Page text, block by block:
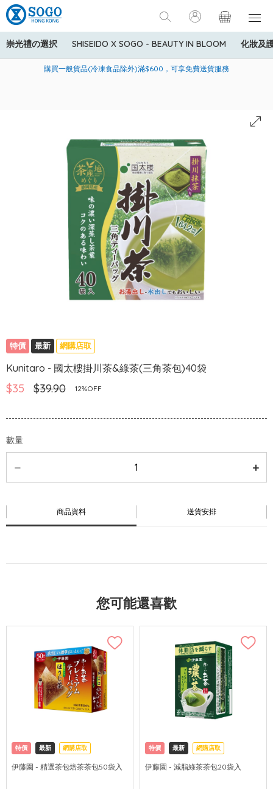
崇光禮の選択 SHISEIDO X SOGO - BEAUTY IN BLOOM 化妝及
美國運通Explorer®信用卡會員購物禮遇：高達5%簽賬回贈！
購買一般貨品(冷凍食品除外)滿$600，可享免費送貨服務
寄送中國內地服務只適用於指定商品，若訂單金額少於HK$600(折
特價 最新 網購店取
Kunitaro - 國太樓掛川茶&綠茶(三角茶包)40袋
$35 $39.90 12%OFF
數量
商品資料 送貨安排
您可能還喜歡
特價 最新 網購店取
伊藤園 - 精選茶包焙茶茶包50袋入
特價 最新 網購店取
伊藤園 - 減脂綠茶茶包20袋入